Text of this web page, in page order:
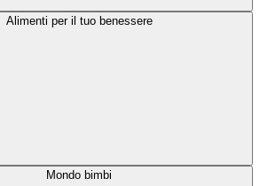
Alimenti per il tuo benessere
Mondo bimbi